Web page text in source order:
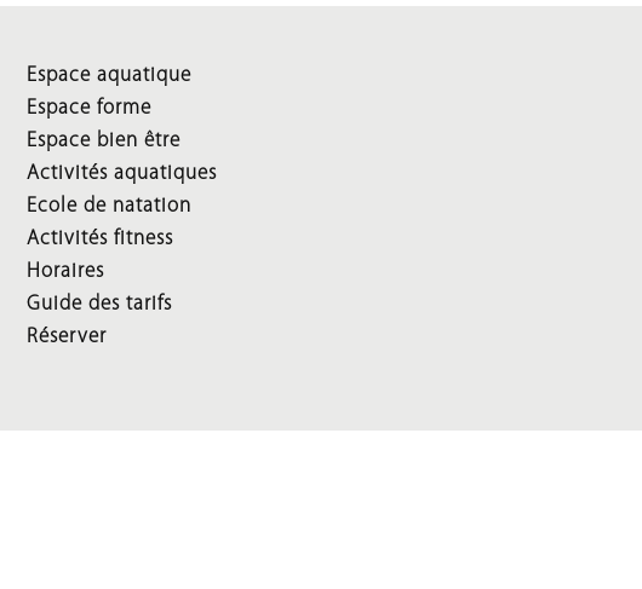
Espace aquatique
Espace forme
Espace bien être
Activités aquatiques
Ecole de natation
Activités fitness
Horaires
Guide des tarifs
Réserver